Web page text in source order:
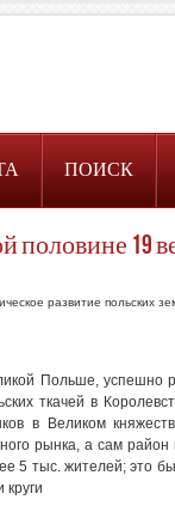
ПОИСК
половине 19
развитие польских
Польше, успешно
ткачей в
в Великом
рынка, а сам район
5 тыс. жителей; это